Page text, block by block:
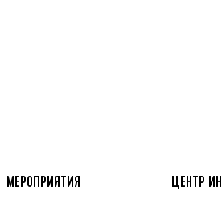
МЕРОПРИЯТИЯ ЦЕНТР